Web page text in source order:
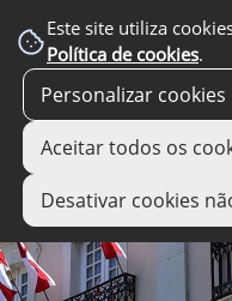
Este site utiliza
Política de cookies.
Personalizar cookies
Aceitar todos os
Desativar cookies